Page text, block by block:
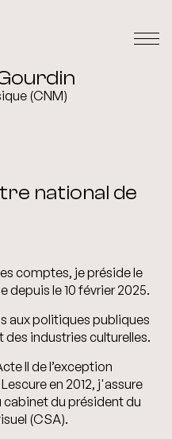
(CNM)
national de
comptes, je préside le
depuis le10 février 2025.
aux politiques publiques
des industries culturelles.
II de l’exception
en 2012, j'assure
cabinet du président du
(CSA).